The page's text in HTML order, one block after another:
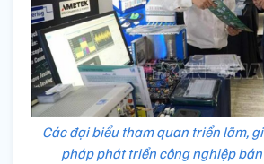
Các đại biểu tham quan triển lãm,
pháp phát triển công nghiệp